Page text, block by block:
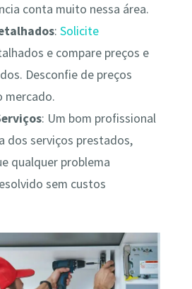
conta muito nessa área.
:Solicite
e compare preços e
Desconfie de preços
mercado.
: Um bom profissional
dos serviços prestados,
qualquer problema
sem custos